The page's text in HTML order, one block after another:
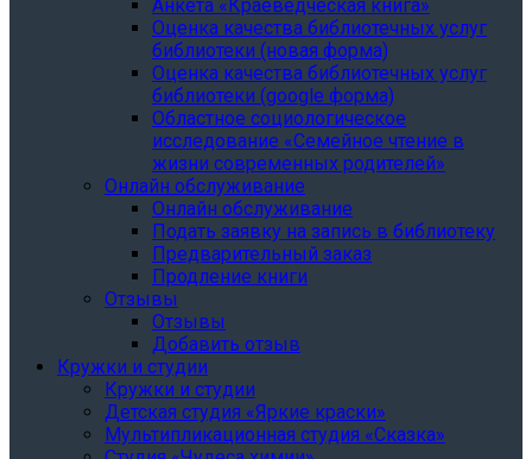
Анкета «Краеведческая книга»
Oценка качества библиотечных услуг
библиотеки (новая форма)
Oценка качества библиотечных услуг
библиотеки (google форма)
Областное социологическое
исследование «Семейное чтение в
жизни современных родителей»
Онлайн обслуживание
Онлайн обслуживание
Подать заявку на запись в библиотеку
Предварительный заказ
Продление книги
Отзывы
Отзывы
Добавить отзыв
Кружки и студии
Кружки и студии
Детская студия «Яркие краски»
Мультипликационная студия «Сказка»